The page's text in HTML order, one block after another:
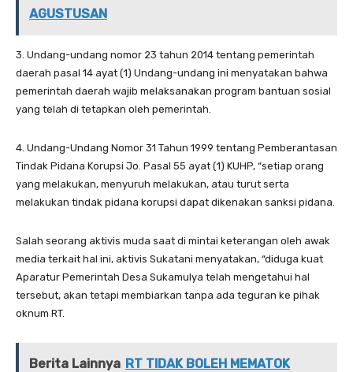
AGUSTUSAN
3. Undang-undang nomor 23 tahun 2014 tentang pemerintah
daerah pasal 14 ayat (1) Undang-undang ini menyatakan bahwa
pemerintah daerah wajib melaksanakan program bantuan sosial
yang telah di tetapkan oleh pemerintah.
4. Undang-Undang Nomor 31 Tahun 1999 tentang Pemberantasan
Tindak Pidana Korupsi Jo. Pasal 55 ayat (1) KUHP, “setiap orang
yang melakukan, menyuruh melakukan, atau turut serta
melakukan tindak pidana korupsi dapat dikenakan sanksi pidana.
Salah seorang aktivis muda saat di mintai keterangan oleh awak
media terkait hal ini, aktivis Sukatani menyatakan, “diduga kuat
Aparatur Pemerintah Desa Sukamulya telah mengetahui hal
tersebut, akan tetapi membiarkan tanpa ada teguran ke pihak
oknum RT.
Berita Lainnya RT TIDAK BOLEH MEMATOK